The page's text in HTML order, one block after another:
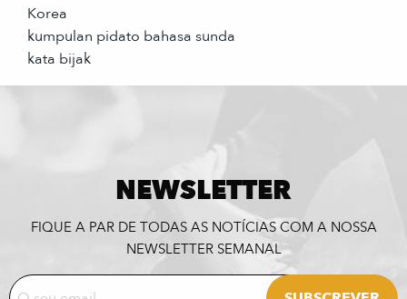
Korea
kumpulan pidato bahasa sunda
kata bijak
NEWSLETTER
FIQUE A PAR DE TODAS AS NOTÍCIAS COM A NOSSA
NEWSLETTER SEMANAL